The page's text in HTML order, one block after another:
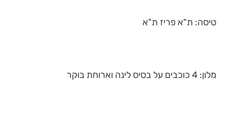
טיסה: ת"א פריז ת"א
מלון: 4 כוכבים על בסיס לינה וארוחת בוקר